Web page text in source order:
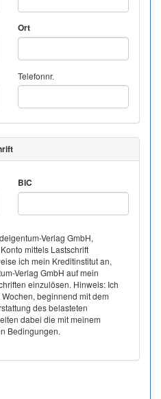
Ort
Telefonnr.
BIC
Verlag GmbH,
mittels Lastschrift
ich mein Kreditinstitut an,
Verlag GmbH auf mein
einzulösen. Hinweis: Ich
beginnend mit dem
des belasteten
dabei die mit meinem
Bedingungen.